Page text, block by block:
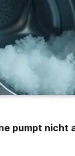
pumpt nicht